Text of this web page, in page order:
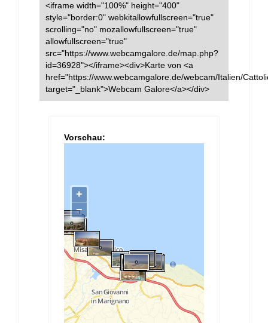
<iframe width="100%" height="400"
style="border:0" webkitallowfullscreen="true"
scrolling="no" mozallowfullscreen="true"
allowfullscreen="true"
src="https://www.webcamgalore.de/map.php?
id=36928"></iframe><div>Karte von <a
href="https://www.webcamgalore.de/webcam/Italien/
target="_blank">Webcam Galore</a></div>
Vorschau: